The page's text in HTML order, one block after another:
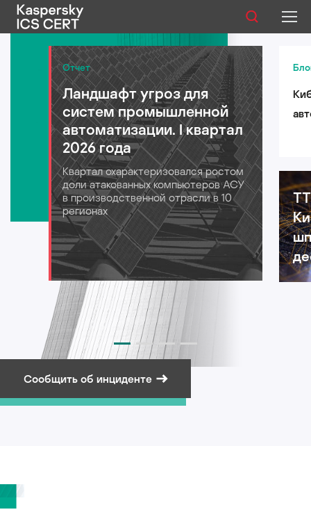
Публикации
Услуги
Уязвимости
Статистика
Русский
Отчет
Ландшафт угроз для
систем промышленной
автоматизации. I квартал
2026 года
Квартал охарактеризовался ростом
доли атакованных компьютеров АСУ
в производственной отрасли в 10
регионах
Сообщить об инциденте
Подписаться на рассылку